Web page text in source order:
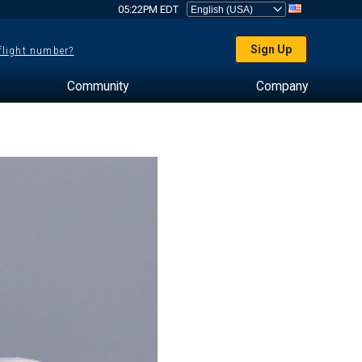
05:22PM EDT
number? Sign Up
Community Company